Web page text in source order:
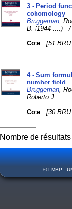
3 - Period
cohomology
Bruggeman ,
B. (1944-
Cote :[51 BRU
4 - Sum
number field
Bruggeman ,
Roberto J.
Cote :[30 BRU
Nombre de résultats
© LMBP -